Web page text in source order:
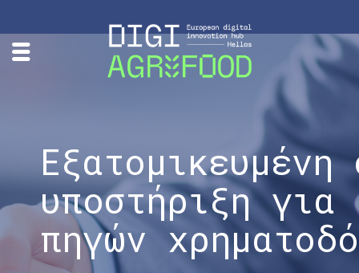
υποστήριξη για
πηγών